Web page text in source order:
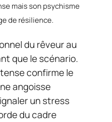
mais son psychisme
de résilience.
du rêveur au
que le scénario.
confirme le
angoisse
un stress
du cadre